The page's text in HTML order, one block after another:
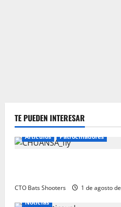
TE PUEDEN INTERESAR
Articulos Patrocinadores
CTO Bats Shooters
1 de agosto
Noticias